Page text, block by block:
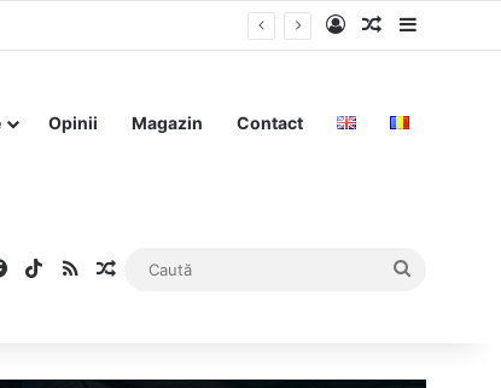
Log InArticolSidebar
Opinii Magazin Contact
Facebook
TikTok
RSSArticol aleatoriu